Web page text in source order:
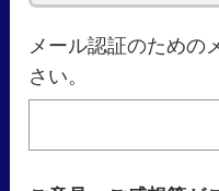
メール認証のための
さい。